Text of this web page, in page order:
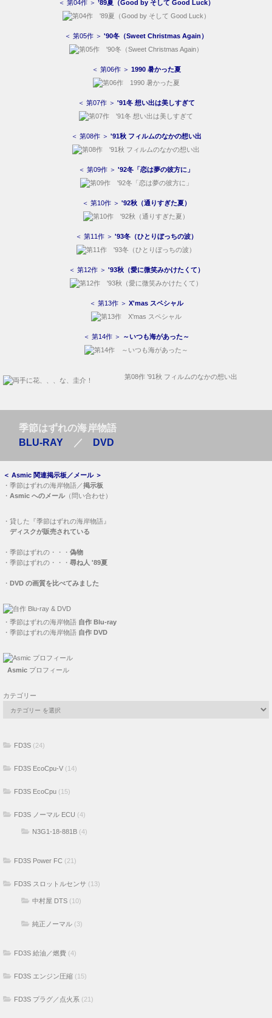
＜ 第04作 ＞ ’89夏（Good by そして Good Luck）
＜ 第05作 ＞ '90冬（Sweet Christmas Again）
＜ 第06作 ＞ 1990 暑かった夏
＜ 第07作 ＞ '91冬 想い出は美しすぎて
＜ 第08作 ＞ '91秋 フィルムのなかの想い出
＜ 第09作 ＞ '92冬「恋は夢の彼方に」
＜ 第10作 ＞ '92秋（通りすぎた夏）
＜ 第11作 ＞ '93冬（ひとりぼっちの波）
＜ 第12作 ＞ '93秋（愛に微笑みかけたくて）
＜ 第13作 ＞ X'mas スペシャル
＜ 第14作 ＞ ～いつも海があった～
第08作 ’91秋 フィルムのなかの想い出
季節はずれの海岸物語
BLU-RAY ／ DVD
＜ Asmic 関連掲示板／メール＞
・ 季節はずれの海岸物語／掲示板
・ Asmic へのメール（問い合わせ）
・ 貸した『季節はずれの海岸物語』
ディスクが販売されている
・ 季節はずれの・・・ 偽物
・ 季節はずれの・・・ 尋ね人 '89夏
・ DVD の画質を比べてみました
・ 季節はずれの海岸物語 自作 Blu-ray
・ 季節はずれの海岸物語 自作 DVD
Asmicプロフィール
カテゴリー
FD3S (24)
FD3S EcoCpu-V (14)
FD3S EcoCpu (15)
FD3S ノーマル ECU (4)
N3G1-18-881B (4)
FD3S Power FC (21)
FD3S スロットルセンサ (13)
中村屋 DTS (10)
純正ノーマル (3)
FD3S 給油／燃費 (4)
FD3S エンジン圧縮 (15)
FD3S プラグ／点火系 (21)